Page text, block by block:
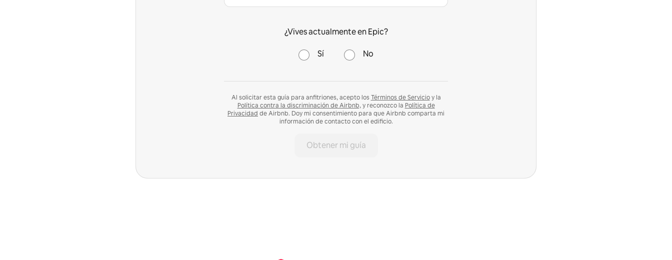
¿Vives actualmente en Epic?
Sí No
Al solicitar esta guía para anfitriones, acepto los Términos de Servicioy la
Política contra la discriminación de Airbnb,y reconozco la Política de
Privacidad de Airbnb. Doy mi consentimiento para que Airbnb comparta mi
información de contacto con el edificio.
Obtener mi guía